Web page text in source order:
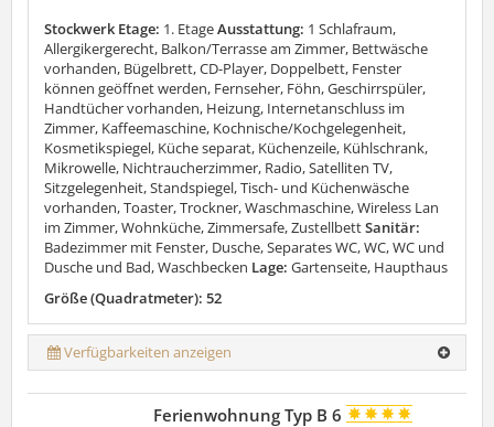
Stockwerk Etage: 1. EtageAusstattung: 1 Schlafraum,
Allergikergerecht, Balkon/Terrasse am Zimmer, Bettwäsche
vorhanden, Bügelbrett, CD-Player, Doppelbett, Fenster
können geöffnet werden, Fernseher, Föhn, Geschirrspüler,
Handtücher vorhanden, Heizung, Internetanschluss im
Zimmer, Kaffeemaschine, Kochnische/Kochgelegenheit,
Kosmetikspiegel, Küche separat, Küchenzeile, Kühlschrank,
Mikrowelle, Nichtraucherzimmer, Radio, Satelliten TV,
Sitzgelegenheit, Standspiegel, Tisch- und Küchenwäsche
vorhanden, Toaster, Trockner, Waschmaschine, Wireless Lan
im Zimmer, Wohnküche, Zimmersafe, ZustellbettSanitär:
Badezimmer mit Fenster, Dusche, Separates WC, WC, WC und
Dusche und Bad, Waschbecken Lage: Gartenseite, Haupthaus
Größe (Quadratmeter): 52
Verfügbarkeiten anzeigen
Ferienwohnung Typ B 6